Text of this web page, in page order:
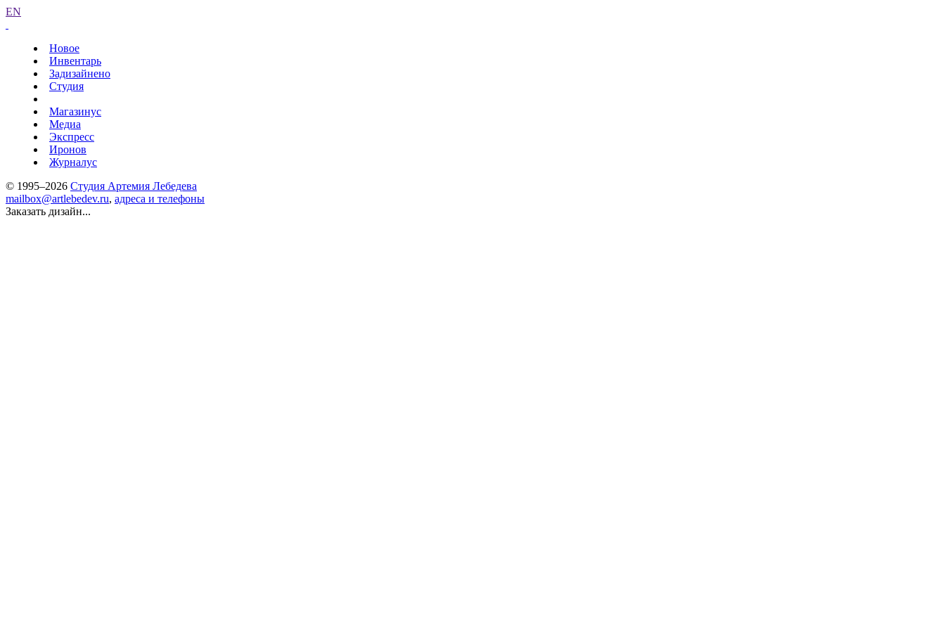
EN
Новое
Инвентарь
Задизайнено
Студия
Магазинус
Медиа
Экспресс
Иронов
Журналус
© 1995–2026 Студия Артемия Лебедева
mailbox@artlebedev.ru, адреса и телефоны
Заказать дизайн...